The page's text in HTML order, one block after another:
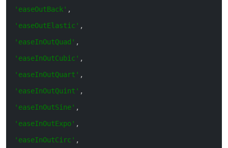
'easeOutBack' ,
'easeOutElastic' ,
'easeInOutQuad' ,
'easeInOutCubic' ,
'easeInOutQuart' ,
'easeInOutQuint' ,
'easeInOutSine' ,
'easeInOutExpo' ,
'easeInOutCirc' ,